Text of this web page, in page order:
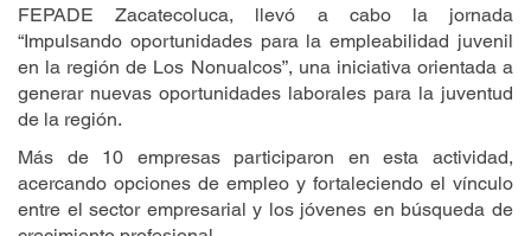
FEPADE Zacatecoluca, llevó a cabo la jornada
“Impulsando oportunidades para la empleabilidad juvenil
en la región de Los Nonualcos”, una iniciativa orientada a
generar nuevas oportunidades laborales para la juventud
de la región.
Más de 10 empresas participaron en esta actividad,
acercando opciones de empleo y fortaleciendo el vínculo
entre el sector empresarial y los jóvenes en búsqueda de